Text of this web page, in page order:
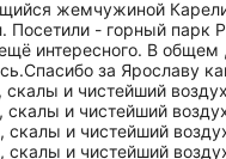
жемчужиной
Посетили - горный парк
интересного. В общем
за Ярославу